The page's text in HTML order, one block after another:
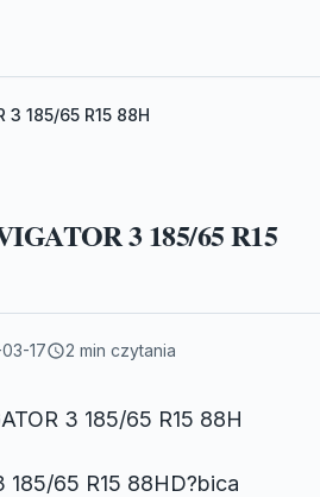
3 185/65 R15 88H
3 185/65 R15
17 2 min czytania
3 185/65 R15 88H
185/65 R15 88HD?bica